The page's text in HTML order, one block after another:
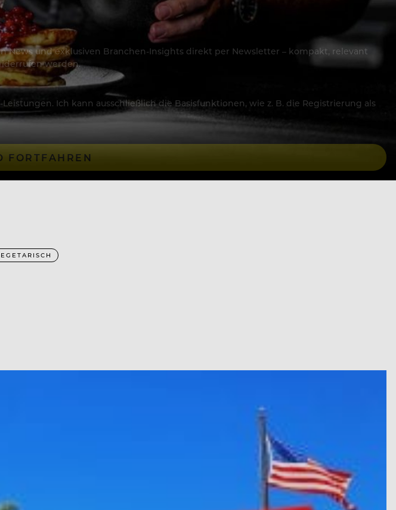
News und exklusiven Branchen-Insights direkt per Newsletter – kompakt, relevant
werden.
Ich kann ausschließlich die Basisfunktionen, wie z. B. die Registrierung als
FORTFAHREN